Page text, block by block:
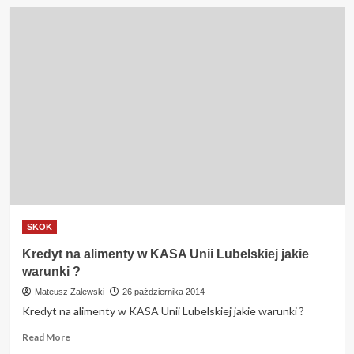
SKOK
Kredyt na alimenty w KASA Unii Lubelskiej jakie
warunki ?
Mateusz Zalewski 26 października 2014
Kredyt na alimenty w KASA Unii Lubelskiej jakie warunki ?
Read MoreRead